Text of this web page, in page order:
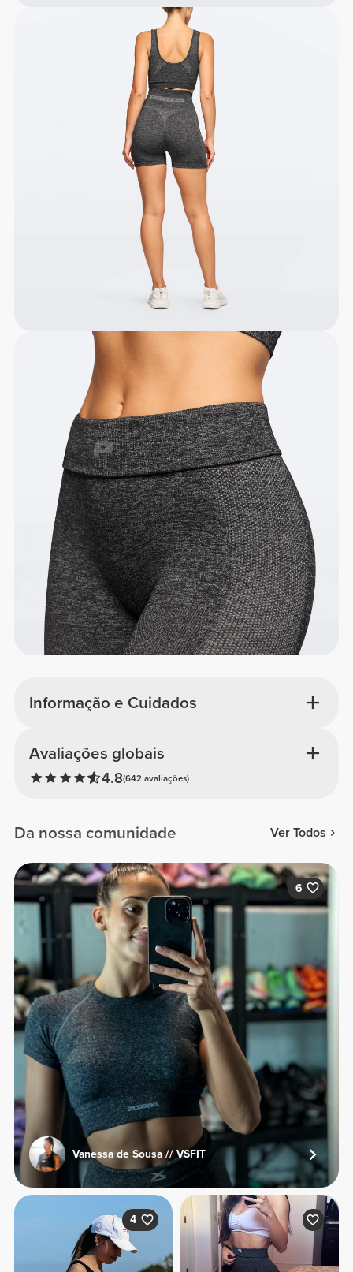
Informação e Cuidados
Avaliações globais
4.8(642 avaliações)
Da nossa comunidade Ver Todos
6
Vanessa de Sousa // VSFIT
4